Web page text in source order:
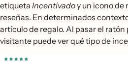
etiqueta Incentivadoy un icono de
reseñas. En determinados
artículo de regalo. Al pasar el ratón
visitante puede ver qué tipo de